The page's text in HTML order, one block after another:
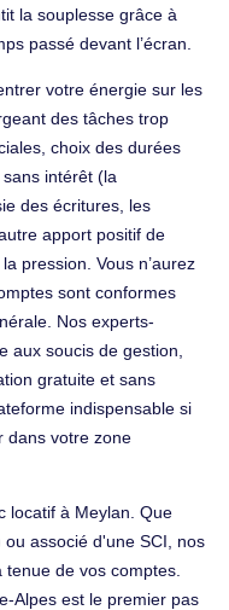
la souplesse grâce à
passé devant l’écran.
votre énergie sur les
des tâches trop
choix des durées
intérêt (la
des écritures, les
apport positif de
pression. Vous n’aurez
sont conformes
Nos experts-
aux soucis de gestion,
gratuite et sans
indispensable si
dans votre zone
locatif à Meylan. Que
associé d'une SCI, nos
de vos comptes.
Alpes est le premier pas